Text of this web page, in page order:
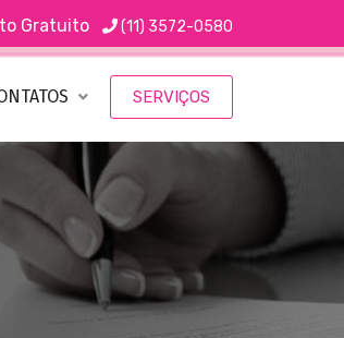
Gratuito (11) 3572-0580
SERVIÇOS